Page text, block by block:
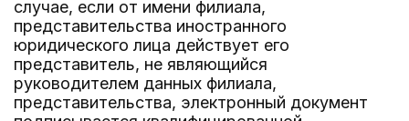
случае, если от имени филиала,
представительства иностранного
юридического лица действует его
представитель, не являющийся
руководителем данных филиала,
представительства, электронный документ